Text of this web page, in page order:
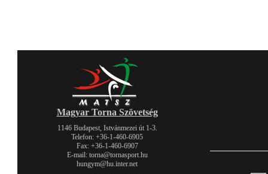
Magyar Torna Szövetség
1146 Budapest, Istvánmezei út 1-3.
Telefon: +36-1-460-6905
Fax: +36-1-460-6907
E-mail: torna@tornasport.hu
hungym@hu.inter.net